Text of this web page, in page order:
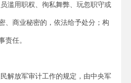
滥用职权、徇私舞弊、玩忽职守或
、商业秘密的，依法给予处分；构
责任。
解放军审计工作的规定，由中央军